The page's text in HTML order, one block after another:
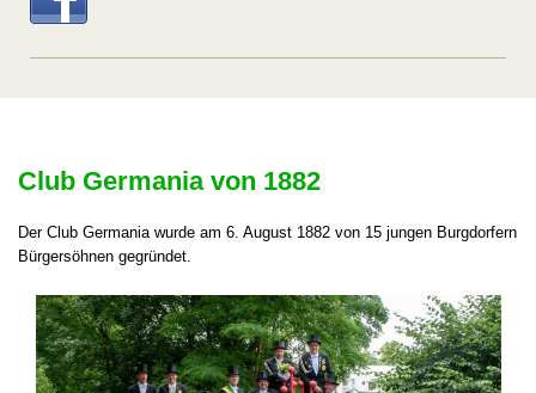
Club Germania von 1882
Der Club Germania wurde am 6. August 1882 von 15 jungen Burgdorfern
Bürgersöhnen gegründet.